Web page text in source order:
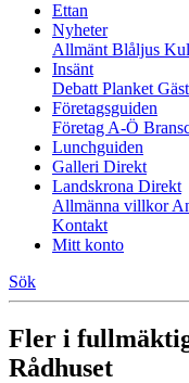
Ettan
Nyheter
Allmänt Blåljus
Insänt
Debatt Planket
Företagsguiden
Företag A-Ö
Lunchguiden
Galleri Direkt
Landskrona Direkt
Allmänna villkor
Kontakt
Mitt konto
Sök
Fler i
Rådhuset